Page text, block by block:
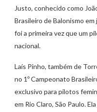
Justo, conhecido como
Brasileiro de Balonismo em
foi a primeira vez que um
nacional.
Laís Pinho, também de
no 1º Campeonato
exclusivo para pilotos
em Rio Claro, São Paulo.